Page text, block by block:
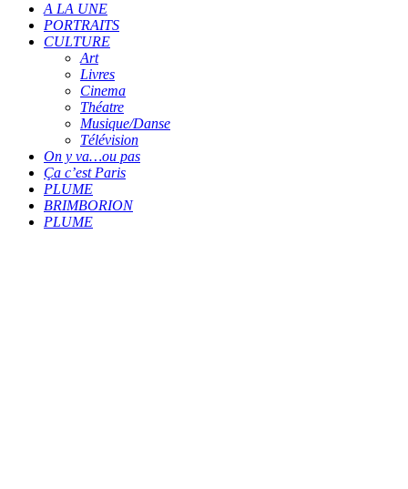
A LA UNE
PORTRAITS
CULTURE
Art
Livres
Cinema
Théatre
Musique/Danse
Télévision
On y va…ou pas
Ça c’est Paris
PLUME
BRIMBORION
PLUME